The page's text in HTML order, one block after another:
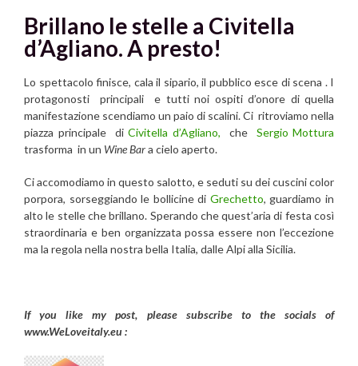
Brillano le stelle a Civitella
d’Agliano. A presto!
Lo spettacolo finisce, cala il sipario, il pubblico esce di scena . I
protagonosti principali e tutti noi ospiti d’onore di quella
manifestazione scendiamo un paio di scalini. Ci ritroviamo nella
piazza principale di Civitella d’Agliano, che Sergio Mottura
trasforma in un Wine Bara cielo aperto.
Ci accomodiamo in questo salotto, e seduti su dei cuscini color
porpora, sorseggiando le bollicine di Grechetto, guardiamo in
alto le stelle che brillano. Sperando che quest’aria di festa così
straordinaria e ben organizzata possa essere non l’eccezione
ma la regola nella nostra bella Italia, dalle Alpi alla Sicilia.
If you like my post, please subscribe to the socials of
www.WeLoveitaly.eu :